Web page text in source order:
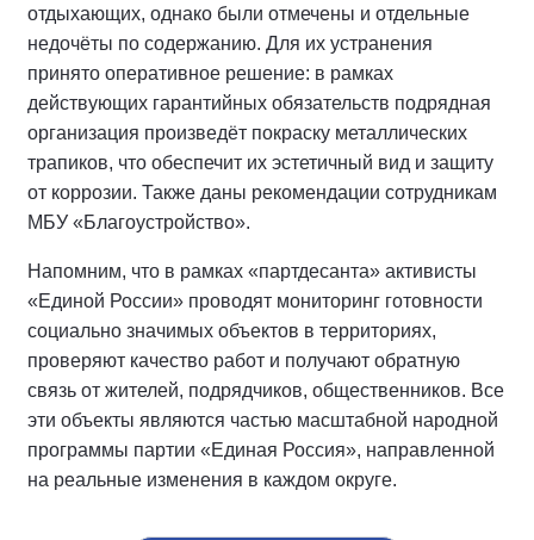
отдыхающих, однако были отмечены и отдельные
недочёты по содержанию. Для их устранения
принято оперативное решение: в рамках
действующих гарантийных обязательств подрядная
организация произведёт покраску металлических
трапиков, что обеспечит их эстетичный вид и защиту
от коррозии. Также даны рекомендации сотрудникам
МБУ «Благоустройство».
Напомним, что в рамках «партдесанта» активисты
«Единой России» проводят мониторинг готовности
социально значимых объектов в территориях,
проверяют качество работ и получают обратную
связь от жителей, подрядчиков, общественников. Все
эти объекты являются частью масштабной народной
программы партии «Единая Россия», направленной
на реальные изменения в каждом округе.